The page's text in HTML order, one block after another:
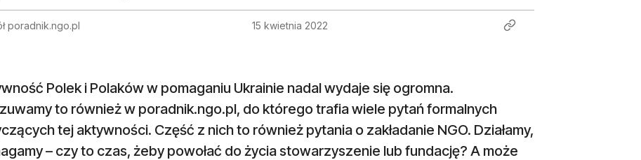
poradnik.ngo.pl 15 kwietnia 2022
Polek i Polaków w pomaganiu Ukrainie nadal wydaje się ogromna.
to również w poradnik.ngo.pl, do którego trafia wiele pytań formalnych
tej aktywności. Część z nich to również pytania o zakładanie NGO. Działamy,
– czy to czas, żeby powołać do życia stowarzyszenie lub fundację? A może